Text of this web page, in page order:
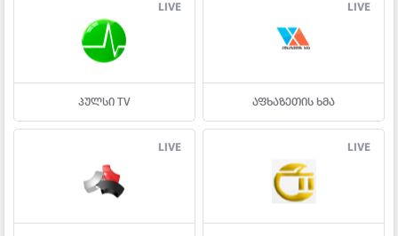
LIVE
პულსი TV
LIVE
აფხაზეთის ხმა
LIVE LIVE